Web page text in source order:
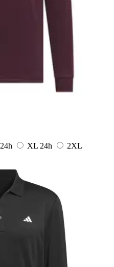
24h XL 24h
2XL